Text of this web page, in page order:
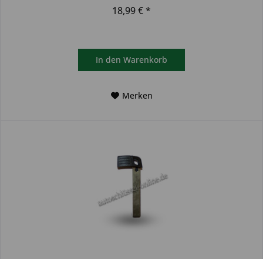
18,99 € *
In den Warenkorb
Merken